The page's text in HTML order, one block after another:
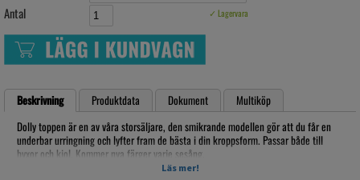
Antal
✓ Lagervara
Beskrivning Produktdata Dokument
Multiköp
Dolly toppen är en av våra storsäljare, den smikrande modellen gör att du får en
underbar urringning och lyfter fram de bästa i din kroppsform. Passar både till
byxor och kjol. Kommer nya färger varje sesång.
Material 100% bomull, med dragkedja i sidan. ärmen har resår för den rätta
Läs mer!